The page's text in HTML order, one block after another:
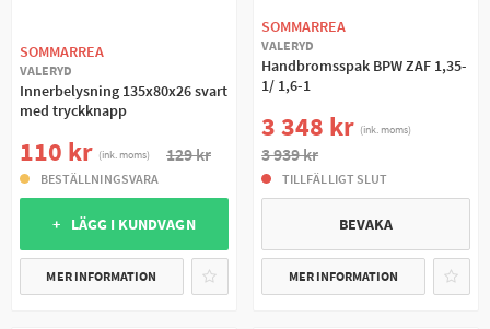
SOMMARREA
VALERYD
Innerbelysning 135x80x26 svart
med tryckknapp
110 kr (ink. moms) 129 kr
BESTÄLLNINGSVARA
+ LÄGG I KUNDVAGN
MER INFORMATION
SOMMARREA
VALERYD
Handbromsspak BPW ZAF 1,35-
1/ 1,6-1
3 348 kr (ink. moms)
3 939 kr
TILLFÄLLIGT SLUT
BEVAKA
MER INFORMATION